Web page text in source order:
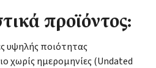
προϊόντος:
υψηλής ποιότητας
χωρίς ημερομηνίες (Undated